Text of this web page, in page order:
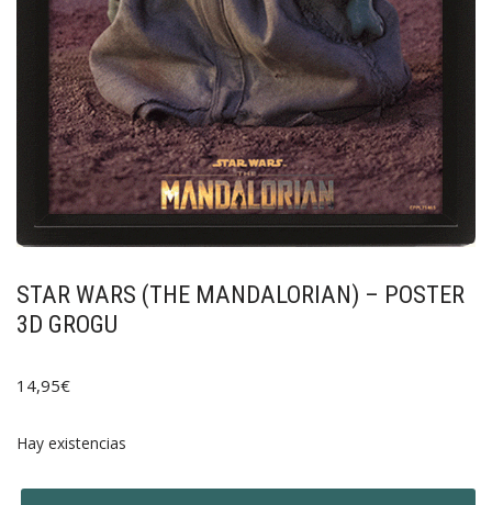
STAR WARS (THE MANDALORIAN) – POSTER
3D GROGU
14,95€
Hay existencias